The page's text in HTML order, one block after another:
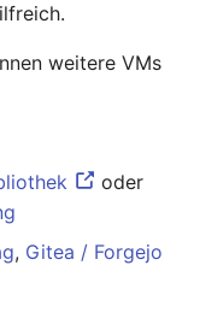
weitere VMs
oder
, Gitea / Forgejo